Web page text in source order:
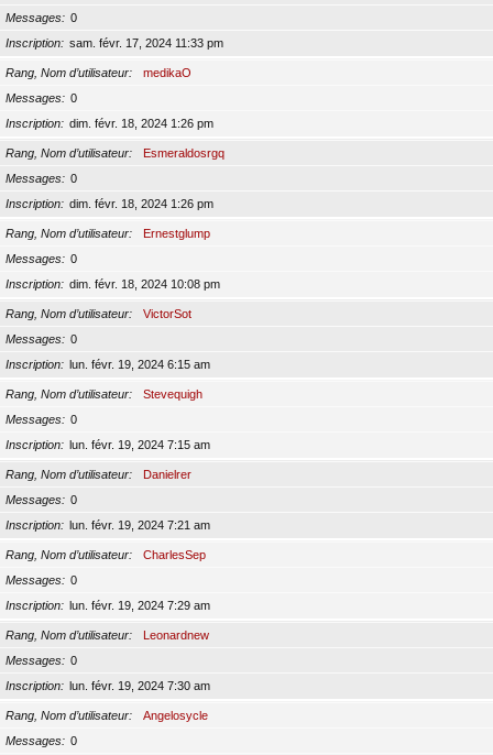
Messages
0
Inscription
sam. févr. 17, 2024 11:33 pm
Rang, Nom d’utilisateur
medikaO
Messages
0
Inscription
dim. févr. 18, 2024 1:26 pm
Rang, Nom d’utilisateur
Esmeraldosrgq
Messages
0
Inscription
dim. févr. 18, 2024 1:26 pm
Rang, Nom d’utilisateur
Ernestglump
Messages
0
Inscription
dim. févr. 18, 2024 10:08 pm
Rang, Nom d’utilisateur
VictorSot
Messages
0
Inscription
lun. févr. 19, 2024 6:15 am
Rang, Nom d’utilisateur
Stevequigh
Messages
0
Inscription
lun. févr. 19, 2024 7:15 am
Rang, Nom d’utilisateur
Danielrer
Messages
0
Inscription
lun. févr. 19, 2024 7:21 am
Rang, Nom d’utilisateur
CharlesSep
Messages
0
Inscription
lun. févr. 19, 2024 7:29 am
Rang, Nom d’utilisateur
Leonardnew
Messages
0
Inscription
lun. févr. 19, 2024 7:30 am
Rang, Nom d’utilisateur
Angelosycle
Messages
0